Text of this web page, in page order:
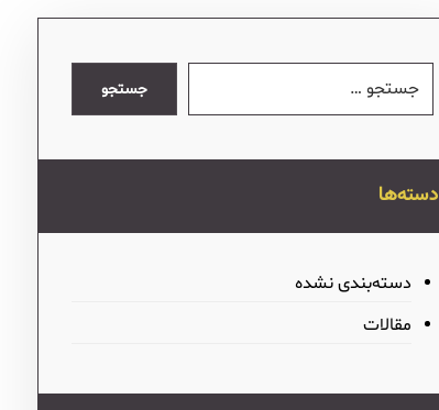
جستجو
دسته‌ها
دسته‌بندی نشده
مقالات